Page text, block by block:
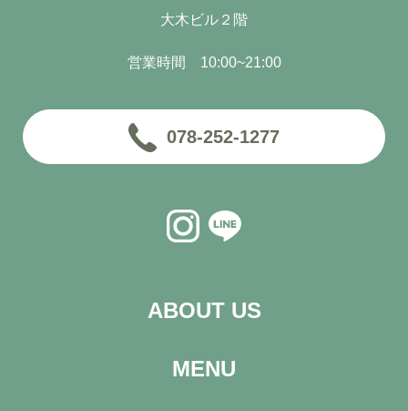
大木ビル２階
営業時間 10:00~21:00
078-252-1277
ABOUT US
MENU